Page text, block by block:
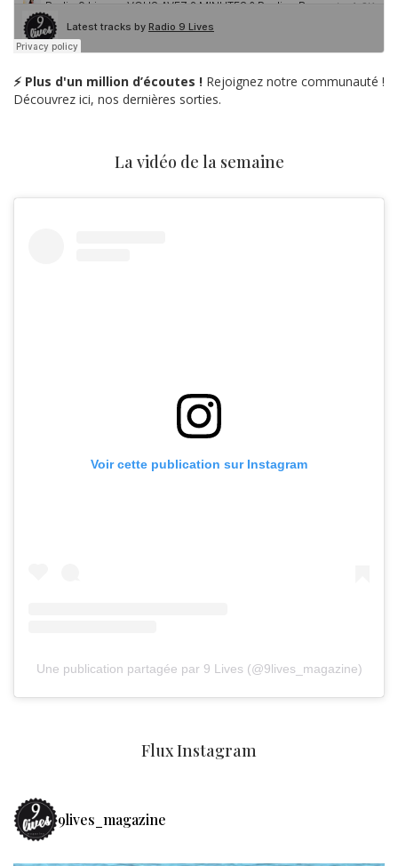
⚡ Plus d'un million d’écoutes ! Rejoignez notre communauté !
Découvrez ici, nos dernières sorties.
La vidéo de la semaine
Voir cette publication sur Instagram
Une publication partagée par 9 Lives (@9lives_magazine)
Flux Instagram
9lives_magazine